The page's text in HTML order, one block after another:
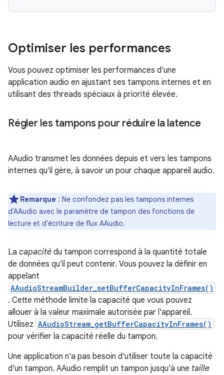
Optimiser les performances
Vous pouvez optimiser les performances d'une
application audio en ajustant ses tampons internes et en
utilisant des threads spéciaux à priorité élevée.
Régler les tampons pour réduire la latence
AAudio transmet les données depuis et vers les tampons
internes qu'il gère, à savoir un pour chaque appareil audio.
Remarque : Ne confondez pas les tampons internes
d'AAudio avec le paramètre de tampon des fonctions de
lecture et d'écriture de flux AAudio.
La capacité du tampon correspond à la quantité totale
de données qu'il peut contenir. Vous pouvez la définir en
appelant
AAudioStreamBuilder_setBufferCapacityInFrames()
. Cette méthode limite la capacité que vous pouvez
allouer à la valeur maximale autorisée par l'appareil.
Utilisez AAudioStream_getBufferCapacityInFrames()
pour vérifier la capacité réelle du tampon.
Une application n'a pas besoin d'utiliser toute la capacité
d'un tampon. AAudio remplit un tampon jusqu'à une taille